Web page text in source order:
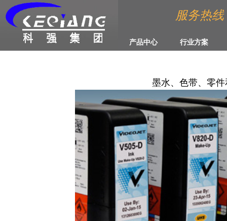
服务热线
产品中心 行业方案
墨水、色带、零